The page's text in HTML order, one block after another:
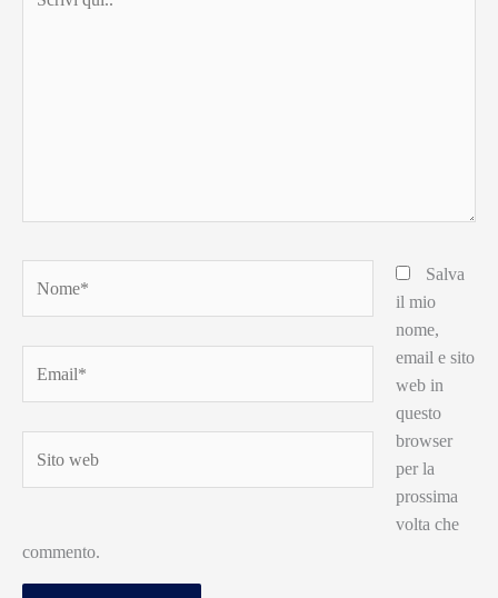
qui..
web
Salva
il mio
nome,
email e sito
web in
questo
browser
per la
prossima
volta che
commento.